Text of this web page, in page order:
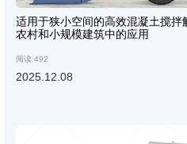
适用于狭小空间的高效混凝土搅拌
农村和小规模建筑中的应用
阅读:492
2025.12.08